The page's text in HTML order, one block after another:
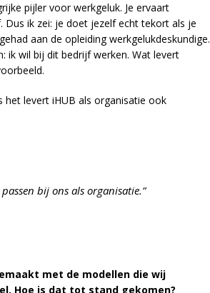
pijler voor werkgeluk. Je ervaart
ik zei: je doet jezelf echt tekort als je
aan de opleiding werkgelukdeskundige.
ik wil bij dit bedrijf werken. Wat levert
het levert iHUB als organisatie ook
bij ons als organisatie.”
met de modellen die wij
Hoe is dat tot stand gekomen?